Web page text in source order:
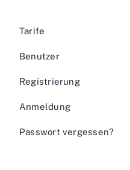
Tarife
Benutzer
Registrierung
Anmeldung
Passwort vergessen?